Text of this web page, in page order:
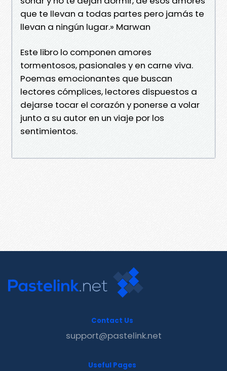
que te llevan a todas partes pero jamás te
llevan a ningún lugar.» Marwan
Este libro lo componen amores
tormentosos, pasionales y en carne viva.
Poemas emocionantes que buscan
lectores cómplices, lectores dispuestos a
dejarse tocar el corazón y ponerse a volar
junto a su autor en un viaje por los
sentimientos.
Contact Us
support@pastelink.net
Useful Pages